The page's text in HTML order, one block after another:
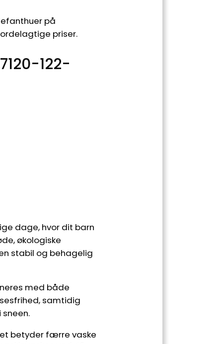
på
priser.
122-
dage, hvor dit barn
økologiske
stabil og behagelig
med både
samtidig
betyder færre vaske